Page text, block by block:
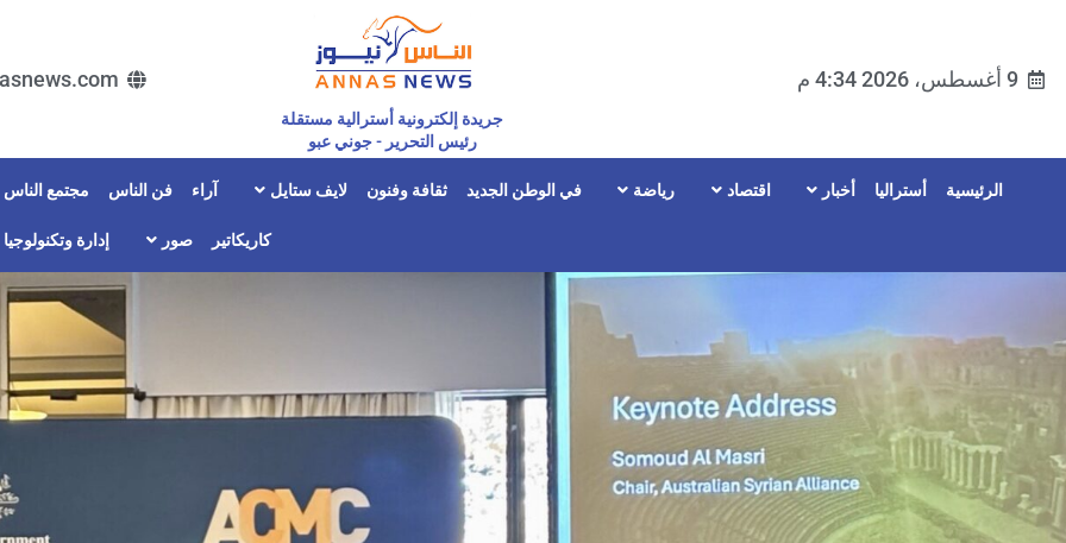
9 أغسطس، 2026 4:34 م
جريدة إلكترونية أسترالية مستقلة
رئيس التحرير - جوني عبو
الرئيسية أستراليا أخبار اقتصاد رياضة في الوطن الجديد ثقافة وفنون لايف ستايل آراء فن الناس مجتمع الناس
كاريكاتير صور إدارة وتكنولوجيا